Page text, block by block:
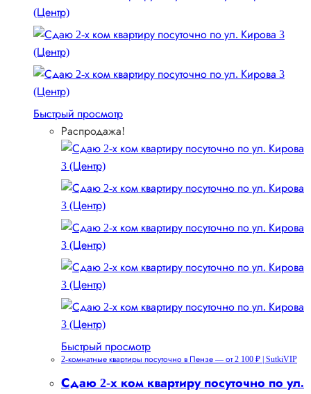
Быстрый просмотр
Распродажа!
Быстрый просмотр
2-комнатные квартиры посуточно в Пензе — от 2 100 ₽ | SutkiVIP
Сдаю 2-х ком квартиру посуточно по ул.